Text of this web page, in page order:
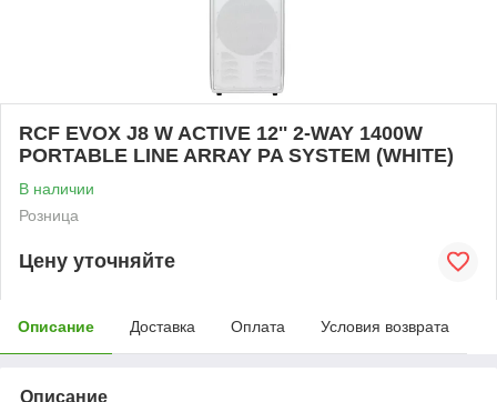
RCF EVOX J8 W ACTIVE 12'' 2-WAY 1400W
PORTABLE LINE ARRAY PA SYSTEM (WHITE)
В наличии
Розница
Цену уточняйте
Описание Доставка Оплата Условия возврата
Описание